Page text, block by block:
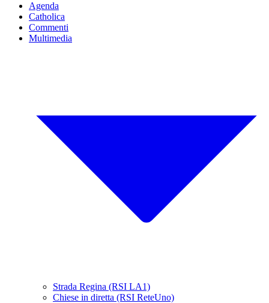
Agenda
Catholica
Commenti
Multimedia
Strada Regina (RSI LA1)
Chiese in diretta (RSI ReteUno)